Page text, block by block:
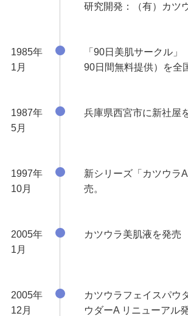
研究開発：（有）カツ
1985年
1月
「90日美肌サークル」
90日間無料提供）を全
1987年
5月
兵庫県西宮市に新社屋
1997年
10月
新シリーズ「カツウラ
売。
2005年
1月
カツウラ美肌液を発売
2005年
12月
カツウラフェイスパウ
ウダーA リニューアル発